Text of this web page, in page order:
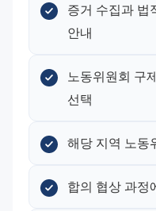
증거 수집과 법
안내
노동위원회 구
선택
해당 지역 노동
합의 협상 과정